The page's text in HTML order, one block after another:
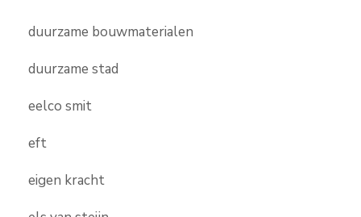
duurzame bouwmaterialen
duurzame stad
eelco smit
eft
eigen kracht